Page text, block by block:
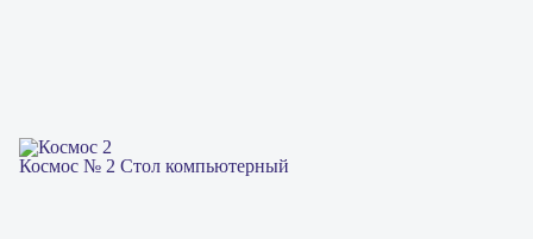
Космос № 2 Стол компьютерный